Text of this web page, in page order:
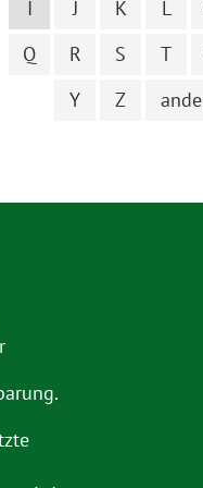
I
J K L
Q
R S T
Y
Z